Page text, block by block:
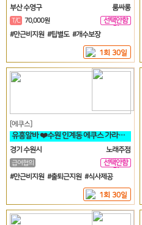
부산 수영구
룸싸롱
T/C 70,000원
선택안함
일
#만근비지원 #팁별도 #개수보장
1회 30일
[에쿠스]
유흥알바 ❤️수원 인계동 에쿠스 가라오케&하이퍼블릭❤️
경기 수원시
노래주점
급여협의
선택안함
일
#만근비지원 #출퇴근지원 #식사제공
1회 30일